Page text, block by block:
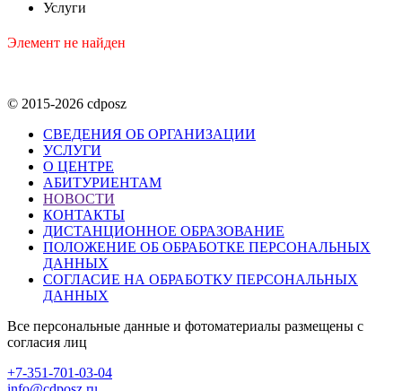
Услуги
Элемент не найден
© 2015-2026 cdposz
СВЕДЕНИЯ ОБ ОРГАНИЗАЦИИ
УСЛУГИ
О ЦЕНТРЕ
АБИТУРИЕНТАМ
НОВОСТИ
КОНТАКТЫ
ДИСТАНЦИОННОЕ ОБРАЗОВАНИЕ
ПОЛОЖЕНИЕ ОБ ОБРАБОТКЕ ПЕРСОНАЛЬНЫХ
ДАННЫХ
СОГЛАСИЕ НА ОБРАБОТКУ ПЕРСОНАЛЬНЫХ
ДАННЫХ
Все персональные данные и фотоматериалы размещены с
согласия лиц
+7-351-701-03-04